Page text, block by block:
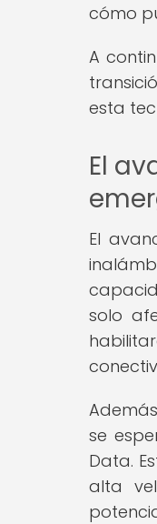
cómo
A
esta
El
El
solo
se
Data.
alta